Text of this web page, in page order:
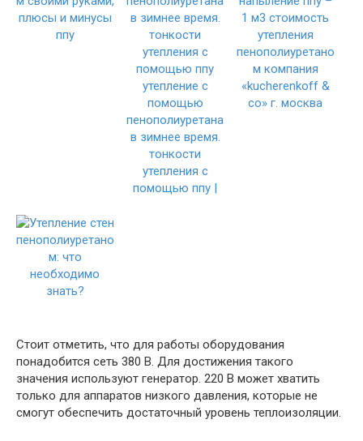
Стоит отметить, что для работы оборудования
понадобится сеть 380 В. Для достижения такого
значения используют генератор. 220 В может хватить
только для аппаратов низкого давления, которые не
смогут обеспечить достаточный уровень теплоизоляции.